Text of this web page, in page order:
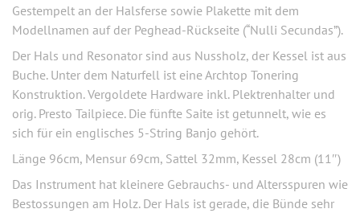
Gestempelt an der Halsferse sowie Plakette mit dem
Modellnamen auf der Peghead-Rückseite (“Nulli Secundas”).
Der Hals und Resonator sind aus Nussholz, der Kessel ist aus
Buche. Unter dem Naturfell ist eine Archtop Tonering
Konstruktion. Vergoldete Hardware inkl. Plektrenhalter und
orig. Presto Tailpiece. Die fünfte Saite ist getunnelt, wie es
sich für ein englisches 5-String Banjo gehört.
Länge 96cm, Mensur 69cm, Sattel 32mm, Kessel 28cm (11″)
Das Instrument hat kleinere Gebrauchs- und Altersspuren wie
Bestossungen am Holz. Der Hals ist gerade, die Bünde sehr